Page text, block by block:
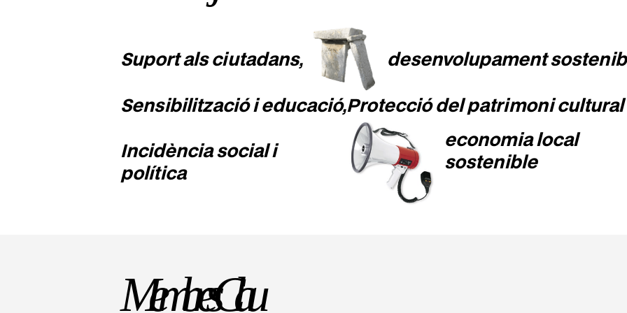
Suport als ciutadans,
desenvolupament
Sensibilització i educació,Protecció del patrimoni cultural
Incidència social i
política
economia local
sostenible
Membres Clau